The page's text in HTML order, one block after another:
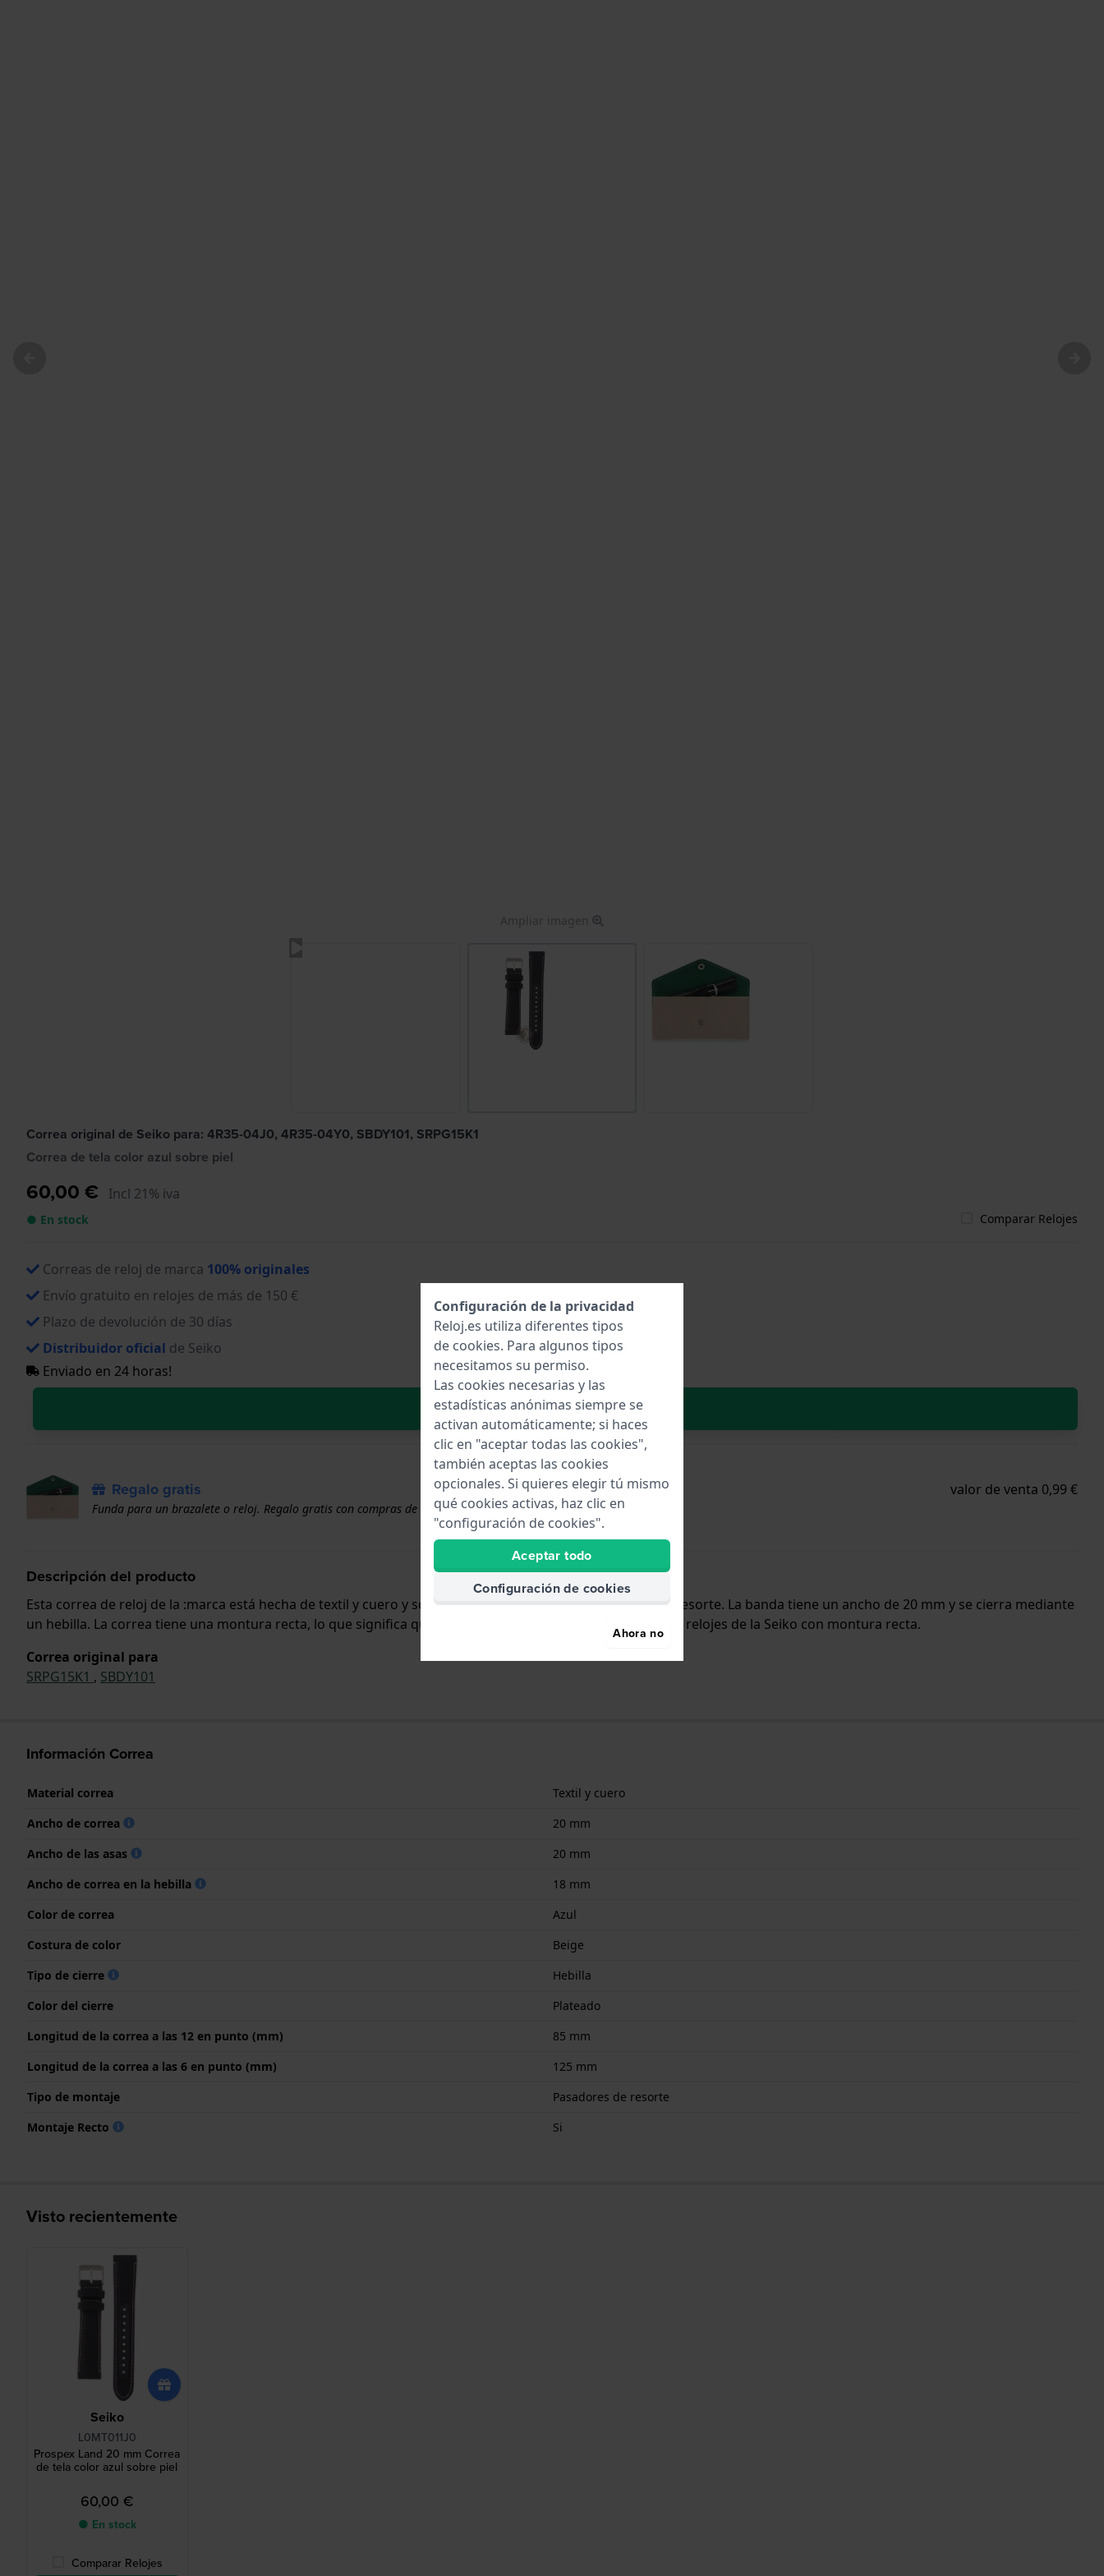
Ampliar imagen
Correa original de Seiko para: 4R35-04J0, 4R35-04Y0, SBDY101, SRPG15K1
Correa de tela color azul sobre piel
60,00 € Incl 21% iva
● En stock Comparar Relojes
Correas de reloj de marca 100% originales
Envío gratuito en relojes de más de 150 €
Plazo de devolución de 30 días
Distribuidor oficial de Seiko
Enviado en 24 horas!
Añadir al carrito
Regalo gratis valor de venta 0,99 €
Funda para un brazalete o reloj. Regalo gratis con compras de correas superiores a 50 €
Descripción del producto
Esta correa de reloj de la :marca está hecha de textil y cuero y se adjunta al reloj mediante pasadores de resorte. La banda tiene un ancho de 20 mm y se cierra mediante
un hebilla. La correa tiene una montura recta, lo que significa que esta correa es adecuada para todos los relojes de la Seiko con montura recta.
Correa original para
SRPG15K1 , SBDY101
Información Correa
Material correa
Textil y cuero
Ancho de correa
20 mm
Ancho de las asas
20 mm
Ancho de correa en la hebilla
18 mm
Color de correa
Azul
Costura de color
Beige
Tipo de cierre
Hebilla
Color del cierre
Plateado
Longitud de la correa a las 12 en punto (mm)
85 mm
Longitud de la correa a las 6 en punto (mm)
125 mm
Tipo de montaje
Pasadores de resorte
Montaje Recto
Si
Visto recientemente
Seiko
L0MT011J0
Prospex Land 20 mm Correa
de tela color azul sobre piel
60,00 €
● En stock
Comparar Relojes
Configuración de la privacidad
Reloj.es utiliza diferentes tipos
de cookies. Para algunos tipos
necesitamos su permiso.
Las cookies necesarias y las
estadísticas anónimas siempre se
activan automáticamente; si haces
clic en "aceptar todas las cookies",
también aceptas las cookies
opcionales. Si quieres elegir tú mismo
qué cookies activas, haz clic en
"configuración de cookies".
Aceptar todo
Configuración de cookies
Ahora no